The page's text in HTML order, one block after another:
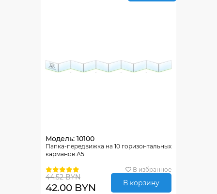
Модель: 10100
Папка-передвижка на 10 горизонтальных
карманов А5
В избранное
44.52 BYN
42.00 BYN В корзину